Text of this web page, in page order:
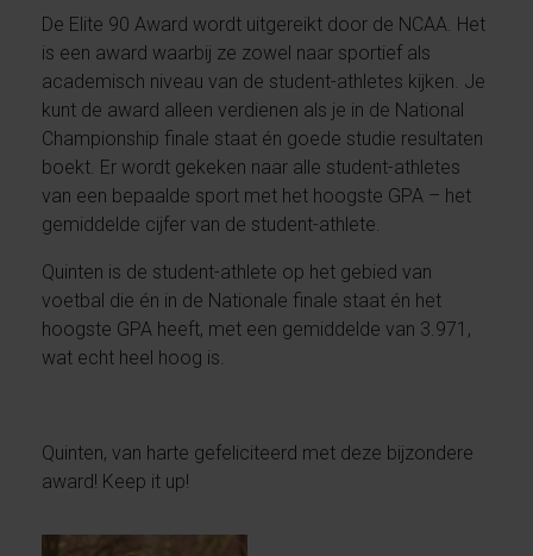
De Elite 90 Award wordt uitgereikt door de NCAA. Het
is een award waarbij ze zowel naar sportief als
academisch niveau van de student-athletes kijken. Je
kunt de award alleen verdienen als je in de National
Championship finale staat én goede studie resultaten
boekt. Er wordt gekeken naar alle student-athletes
van een bepaalde sport met het hoogste GPA – het
gemiddelde cijfer van de student-athlete.
Quinten is de student-athlete op het gebied van
voetbal die én in de Nationale finale staat én het
hoogste GPA heeft, met een gemiddelde van 3.971,
wat echt heel hoog is.
Quinten, van harte gefeliciteerd met deze bijzondere
award! Keep it up!